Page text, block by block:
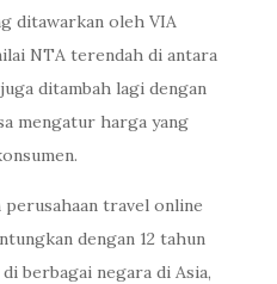
ditawarkan oleh VIA
NTA terendah di antara
ditambah lagi dengan
mengatur harga yang
perusahaan travel online
dengan 12 tahun
berbagai negara di Asia,